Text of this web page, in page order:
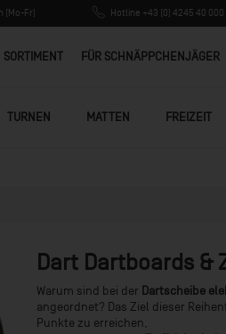
(Mo-Fr) Hotline +43 (0) 4245 40 000
SORTIMENT FÜR SCHNÄPPCHENJÄGER
TURNEN MATTEN FREIZEIT
Dart Dartboards &
Warum sind bei der Dartscheibe
angeordnet? Das Ziel dieser
Punkte zu erreichen,